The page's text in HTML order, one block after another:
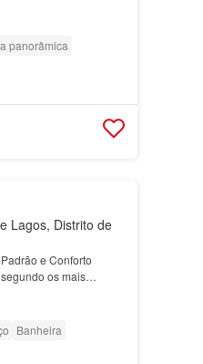
panorâmica
Lagos, Distrito de
e Conforto
os mais
Banheira